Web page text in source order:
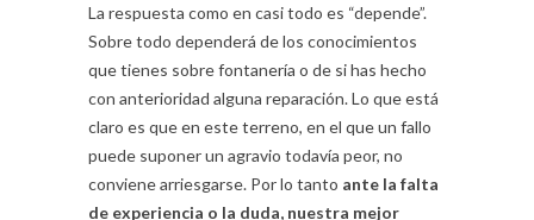
La respuesta como en casi todo es “depende”.
Sobre todo dependerá de los conocimientos
que tienes sobre fontanería o de si has hecho
con anterioridad alguna reparación. Lo que está
claro es que en este terreno, en el que un fallo
puede suponer un agravio todavía peor, no
conviene arriesgarse. Por lo tanto ante la falta
de experiencia o la duda, nuestra mejor